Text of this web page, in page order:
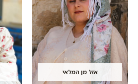
אזל מן המלאי